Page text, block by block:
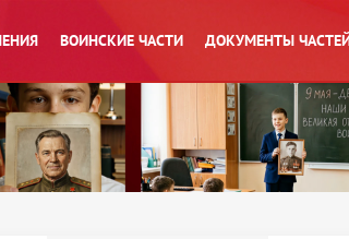
ВОИНСКИЕ ЧАСТИ ДОКУМЕНТЫ